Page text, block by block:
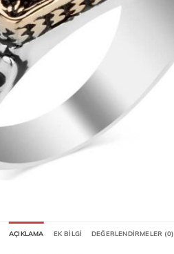
AÇIKLAMA EK BILGI DEĞERLENDIRMELER (0)